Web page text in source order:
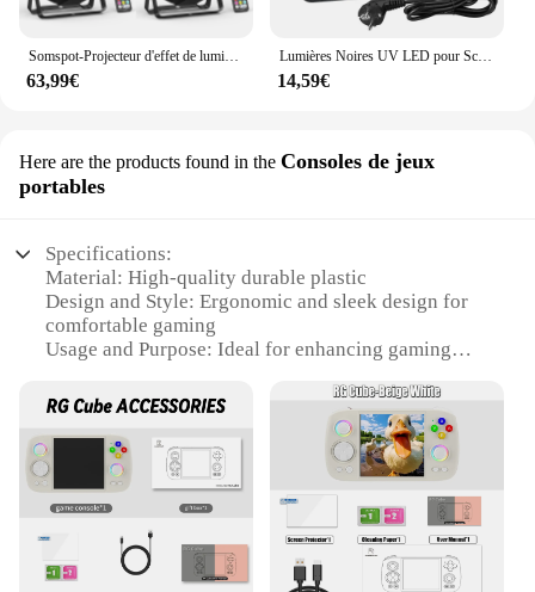
Somspot-Projecteur d'effet de lumière de scène RVB, télécommande et contrôle DMX, 36 gibles, église, fête de mariage, club, musique en direct, 4 pièces, 8 pièces
63,99€
Lumières Noires UV LED pour Scène, Lumière Noire Ultraviolette, Effet d'Inondation, Noël, Halloween, Noël, brev, ixChang, 30W, 50W, 100W
14,59€
Here are the products found in the Consoles de jeux
portables
Specifications:
Material: High-quality durable plastic
Design and Style: Ergonomic and sleek design for
comfortable gaming
Usage and Purpose: Ideal for enhancing gaming
Performance and Property: Advanced features for
immersive gameplay
Parts and Accessories: Comes with multiple sets for
diverse gaming scenarios
Shape or Size or Weight or Quantity: Compact and
lightweight for portability
Features: